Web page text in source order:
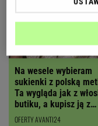
Na wesele wybieram
sukienki z polską
Ta wygląda jak z
butiku, a kupisz ją z
RABATEM
OFERTY AVANTI24